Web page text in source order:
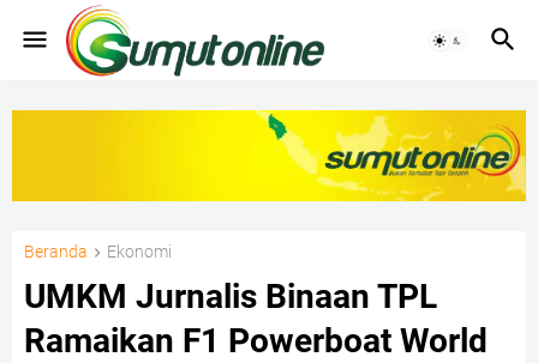
Beranda Ekonomi
UMKM Jurnalis Binaan TPL
Ramaikan F1 Powerboat World